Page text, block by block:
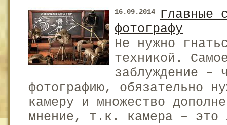
16.09.2014
Главные
фотографу
Не нужно
техникой.
заблуждение –
фотографию, обязательно
камеру и множество
мнение, т.к. камера –